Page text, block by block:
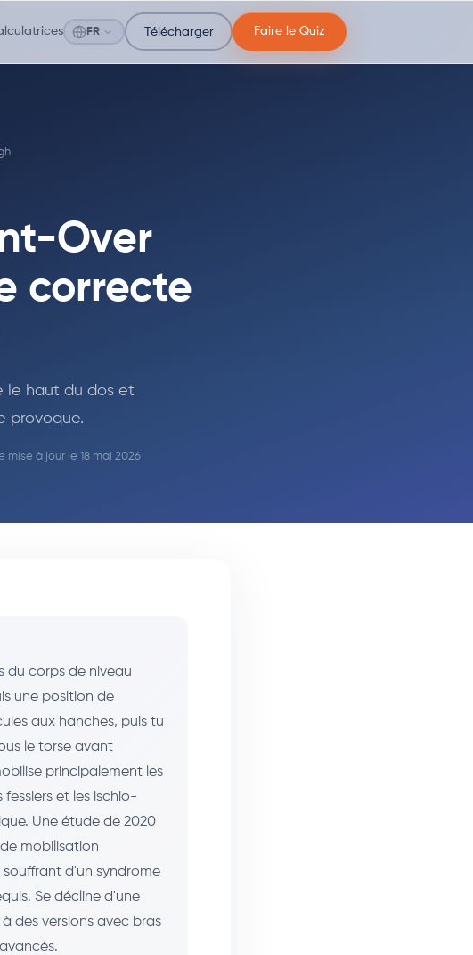
FR Télécharger Faire le Quiz
Over
correcte
le haut du dos et
provoque.
mise à jour le 18 mai 2026
du corps de niveau
une position de
aux hanches, puis tu
le torse avant
principalement les
et les ischio-
Une étude de 2020
mobilisation
d'un syndrome
Se décline d'une
des versions avec bras